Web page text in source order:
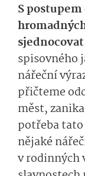
S
sjednocovat
spisovného
nářeční
přičteme
měst,
potřeba tato
nějaké
v